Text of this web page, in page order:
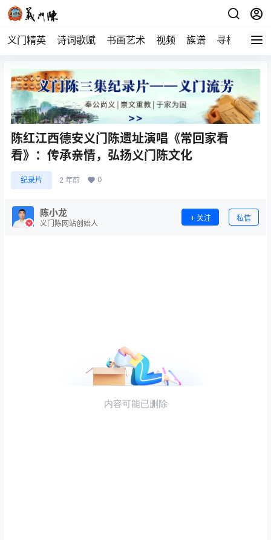
义门精英 诗词歌赋 书画艺术 视频 族谱 寻根
陈红江西德安义门陈遗址演唱《常回家看
看》：传承亲情，弘扬义门陈文化
纪录片 2 年前 0
陈小龙
义门陈网站创始人
关注 私信